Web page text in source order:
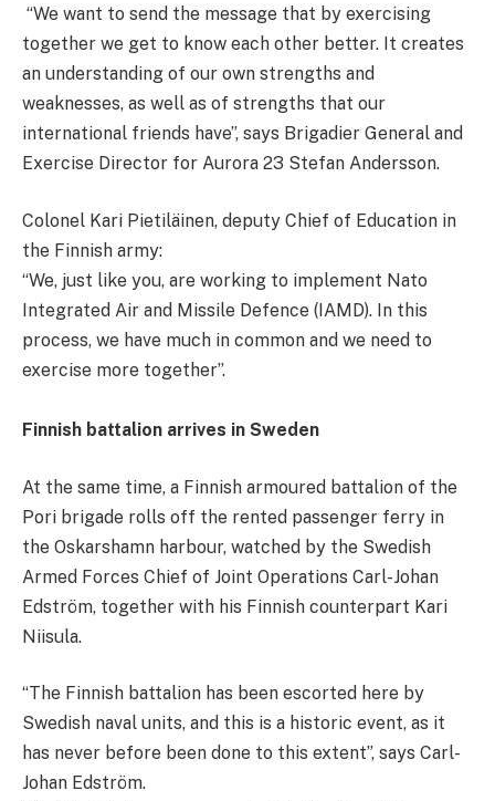
“We want to send the message that by exercising
together we get to know each other better. It creates
an understanding of our own strengths and
weaknesses, as well as of strengths that our
international friends have”, says Brigadier General and
Exercise Director for Aurora 23 Stefan Andersson.
Colonel Kari Pietiläinen, deputy Chief of Education in
the Finnish army:
“We, just like you, are working to implement Nato
Integrated Air and Missile Defence (IAMD). In this
process, we have much in common and we need to
exercise more together”.
Finnish battalion arrives in Sweden
At the same time, a Finnish armoured battalion of the
Pori brigade rolls off the rented passenger ferry in
the Oskarshamn harbour, watched by the Swedish
Armed Forces Chief of Joint Operations Carl-Johan
Edström, together with his Finnish counterpart Kari
Niisula.
“The Finnish battalion has been escorted here by
Swedish naval units, and this is a historic event, as it
has never before been done to this extent”, says Carl-
Johan Edström.